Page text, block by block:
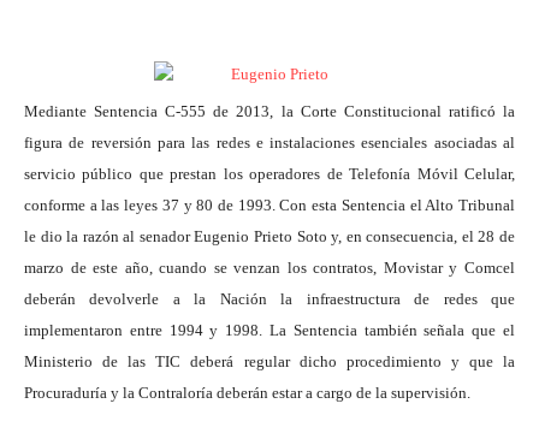
Mediante Sentencia C-555 de 2013, la Corte Constitucional ratificó la
figura de reversión para las redes e instalaciones esenciales asociadas al
servicio público que prestan los operadores de Telefonía Móvil Celular,
conforme a las leyes 37 y 80 de 1993. Con esta Sentencia el Alto Tribunal
le dio la razón al senador Eugenio Prieto Soto y, en consecuencia, el 28 de
marzo de este año, cuando se venzan los contratos, Movistar y Comcel
deberán devolverle a la Nación la infraestructura de redes que
implementaron entre 1994 y 1998. La Sentencia también señala que el
Ministerio de las TIC deberá regular dicho procedimiento y que la
Procuraduría y la Contraloría deberán estar a cargo de la supervisión.